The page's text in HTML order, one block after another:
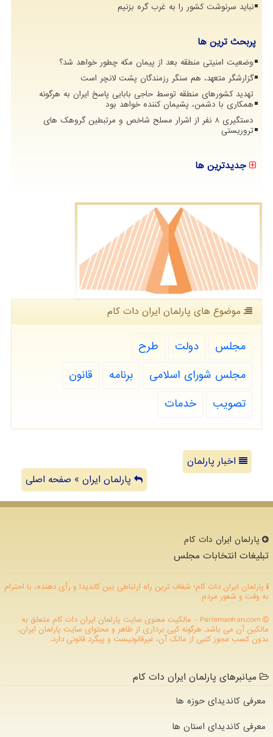
نباید سرنوشت کشور را به غرب گره بزنیم
پربحث ترین ها
وضعیت امنیتی منطقه بعد از پیمان مکه چطور خواهد شد؟
گزارشگر متعهد، هم سنگر رزمندگان پشت لانچر است
تهدید کشورهای منطقه توسط حاجی بابایی پاسخ ایران به هرگونه
همکاری با دشمن، پشیمان کننده خواهد بود
دستگیری 8 نفر از اشرار مسلح شاخص و مرتبطین گروهک های
تروریستی
جدیدترین ها
موضوع های پارلمان ایران دات كام
مجلس دولت
طرح
مجلس شورای اسلامی
برنامه
قانون
تصویب
خدمات
اخبار پارلمان
پارلمان ایران » صفحه اصلی
پارلمان ایران دات كام
تبلیغات انتخابات مجلس
پارلمان ایران دات کام؛ شفاف ترین راه ارتباطی بین کاندیدا و رأی دهنده، با احترام
به وقت و شعور مردم
ParlemanIran.com - مالکیت معنوی سایت پارلمان ایران دات كام متعلق به
مالکین آن می باشد. هرگونه کپی برداری از ظاهر و محتوای سایت پارلمان ایران،
بدون کسب مجوز کتبی از مالک آن، غیرقانونیست و پیگرد قانونی دارد.
میانبرهای پارلمان ایران دات کام
معرفی کاندیدای حوزه ها
معرفی کاندیدای استان ها